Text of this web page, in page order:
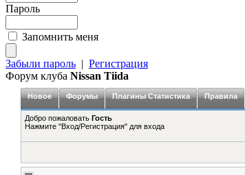
Пароль
Запомнить меня
Забыли пароль | Регистрация
Форум клуба Nissan Tiida
Новое Форумы Плагины Статистика Правила
Добро пожаловать Гость
Нажмите "Вход/Регистрация" для входа